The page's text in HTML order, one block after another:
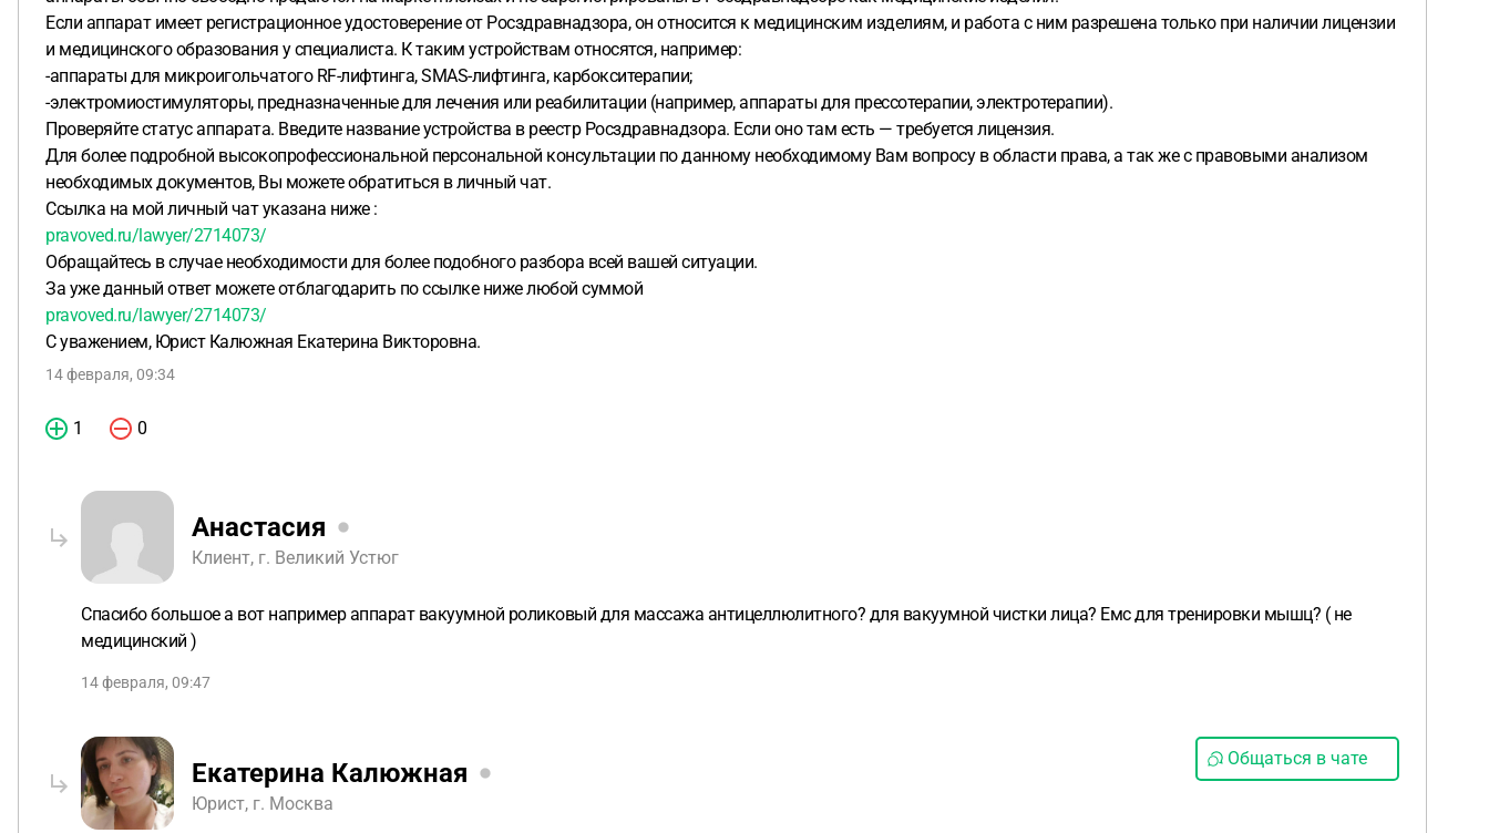
Если аппарат имеет регистрационное удостоверение от Росздравнадзора, он относится к медицинским изделиям, и работа с ним разрешена только при наличии лицензии
и медицинского образования у специалиста. К таким устройствам относятся, например:
-аппараты для микроигольчатого RF-лифтинга, SMAS-лифтинга, карбокситерапии;
-электромиостимуляторы, предназначенные для лечения или реабилитации (например, аппараты для прессотерапии, электротерапии).
Проверяйте статус аппарата. Введите название устройства в реестр Росздравнадзора. Если оно там есть — требуется лицензия.
Для более подробной высокопрофессиональной персональной консультации по данному необходимому Вам вопросу в области права, а так же с правовыми анализом
необходимых документов, Вы можете обратиться в личный чат.
Ссылка на мой личный чат указана ниже :
pravoved.ru/lawyer/2714073/
Обращайтесь в случае необходимости для более подобного разбора всей вашей ситуации.
За уже данный ответ можете отблагодарить по ссылке ниже любой суммой
pravoved.ru/lawyer/2714073/
С уважением, Юрист Калюжная Екатерина Викторовна.
14 февраля, 09:34
1 0
Анастасия
Клиент, г. Великий Устюг
Спасибо большое а вот например аппарат вакуумной роликовый для массажа антицеллюлитного? для вакуумной чистки лица? Емс для тренировки мышц? ( не
медицинский )
14 февраля, 09:47
Екатерина Калюжная
Юрист, г. Москва
Общаться в чате